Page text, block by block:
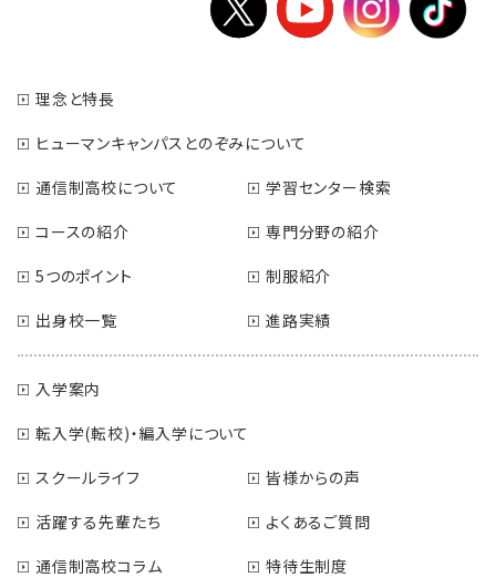
理念と特長
ヒューマンキャンパスとのぞみについて
通信制高校について
学習センター検索
コースの紹介
専門分野の紹介
5つのポイント
制服紹介
出身校一覧
進路実績
入学案内
転入学(転校)・編入学について
スクールライフ
皆様からの声
活躍する先輩たち
よくあるご質問
通信制高校コラム
特待生制度